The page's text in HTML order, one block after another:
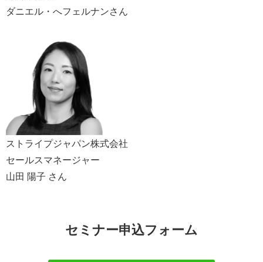
ダニエル・へフェルナンさん
ストライプジャパン株式会社
セールスマネージャー
山田 陽子 さん
セミナー申込フォーム